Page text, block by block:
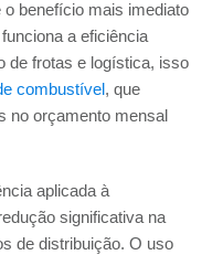
benefício mais imediato
a eficiência
de frotas e logística, isso
combustível, que
no orçamento mensal
aplicada à
significativa na
de distribuição. O uso